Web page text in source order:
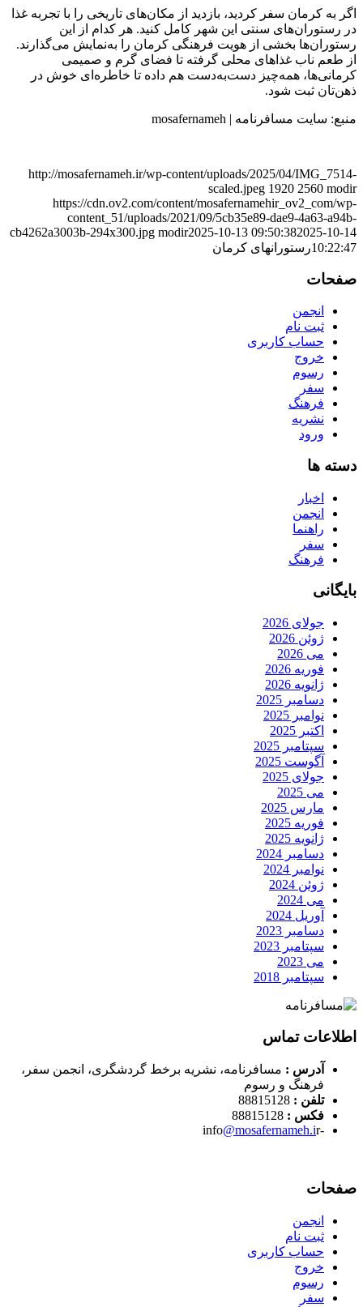
اگر به کرمان سفر کردید، بازدید از مکان‌های تاریخی را با تجربه غذا
در رستوران‌های سنتی این شهر کامل کنید. هر کدام از این
رستوران‌ها بخشی از هویت فرهنگی کرمان را به‌نمایش می‌گذارند.
از طعم ناب غذاهای محلی گرفته تا فضای گرم و صمیمی
کرمانی‌ها، همه‌چیز دست‌به‌دست هم داده تا خاطره‌ای خوش در
ذهن‌تان ثبت شود.
منبع: سایت مسافرنامه | mosafernameh
http://mosafernameh.ir/wp-content/uploads/2025/04/IMG_7514-
scaled.jpeg 1920 2560 modir
https://cdn.ov2.com/content/mosafernamehir_ov2_com/wp-
content_51/uploads/2021/09/5cb35e89-dae9-4a63-a94b-
cb4262a3003b-294x300.jpg modir2025-10-13 09:50:382025-10-14
10:22:47رستورانهای کرمان
صفحات
انجمن
ثبت نام
حساب کاربری
خروج
رسوم
سفر
فرهنگ
نشریه
ورود
دسته ها
اخبار
انجمن
راهنما
سفر
فرهنگ
بایگانی
جولای 2026
ژوئن 2026
می 2026
فوریه 2026
ژانویه 2026
دسامبر 2025
نوامبر 2025
اکتبر 2025
سپتامبر 2025
آگوست 2025
جولای 2025
می 2025
مارس 2025
فوریه 2025
ژانویه 2025
دسامبر 2024
نوامبر 2024
ژوئن 2024
می 2024
آوریل 2024
دسامبر 2023
سپتامبر 2023
می 2023
سپتامبر 2018
اطلاعات تماس
آدرس : مسافرنامه، نشریه برخط گردشگری، انجمن سفر،
فرهنگ و رسوم
تلفن :
فکس :
-info
@mosafernameh.ir
صفحات
انجمن
ثبت نام
حساب کاربری
خروج
رسوم
سفر